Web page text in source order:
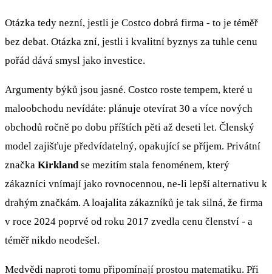
Otázka tedy nezní, jestli je Costco dobrá firma - to je téměř
bez debat. Otázka zní, jestli i kvalitní byznys za tuhle cenu
pořád dává smysl jako investice.
Argumenty býků jsou jasné. Costco roste tempem, které u
maloobchodu nevídáte: plánuje otevírat 30 a více nových
obchodů ročně po dobu příštích pěti až deseti let. Členský
model zajišťuje předvídatelný, opakující se příjem. Privátní
značka Kirklandse mezitím stala fenoménem, který
zákazníci vnímají jako rovnocennou, ne-li lepší alternativu k
drahým značkám. A loajalita zákazníků je tak silná, že firma
v roce 2024 poprvé od roku 2017 zvedla cenu členství - a
téměř nikdo neodešel.
Medvědi naproti tomu připomínají prostou matematiku. Při